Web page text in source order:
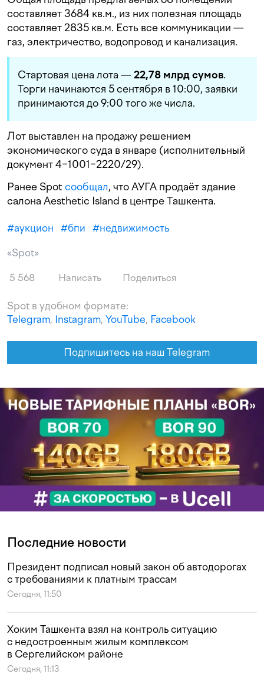
составляет 3684 кв.м., из них полезная площадь
составляет 2835 кв.м. Есть все коммуникации —
газ, электричество, водопровод и канализация.
Стартовая цена лота —22,78 млрд сумов.
Торги начинаются 5 сентября в 10:00, заявки
принимаются до 9:00 того же числа.
Лот выставлен на продажу решением
экономического суда в январе (исполнительный
документ 4−1001−2220/29).
Ранее Spotсообщал, что АУГА продаёт здание
салона Aesthetic Island в центре Ташкента.
#аукцион #бпи #недвижимость
«Spot»
5 568 Написать Поделиться
Spot в удобном формате:
Telegram, Instagram, YouTube, Facebook
Подпишитесь на наш Telegram
Последние новости
Президент подписал новый закон об автодорогах
с требованиями к платным трассам
Сегодня, 11:50
Хоким Ташкента взял на контроль ситуацию
с недостроенным жилым комплексом
в Сергелийском районе
Сегодня, 11:13